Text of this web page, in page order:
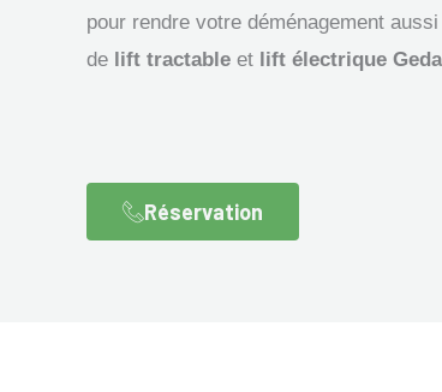
pour rendre votre déménagement
de lift tractable et lift électrique Geda
Réservation